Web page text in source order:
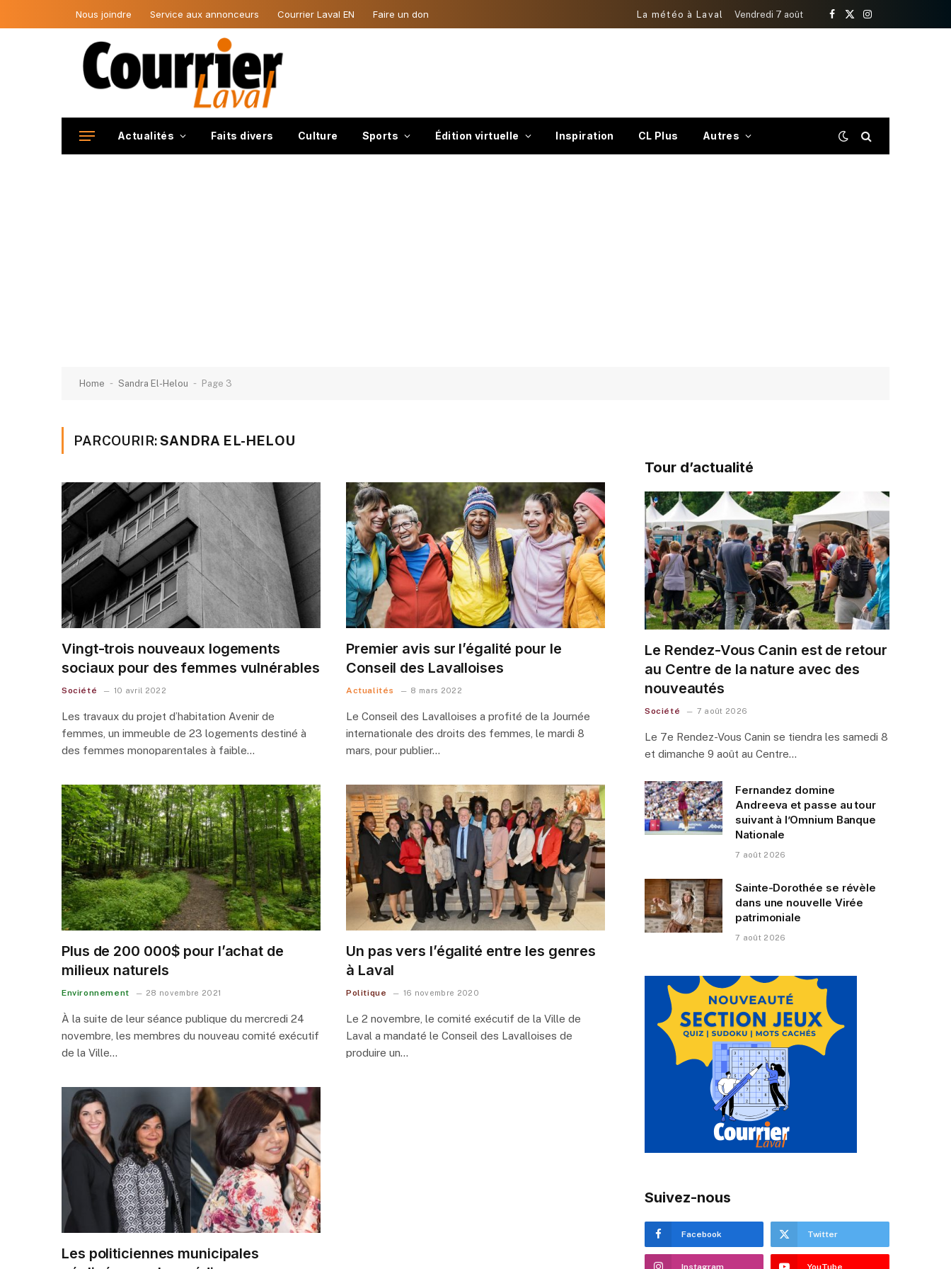
Nous joindre Service aux annonceurs Courrier Laval EN Faire un don La météo à Laval Vendredi 7 août
Facebook
X
Instagram
Actualités Faits divers Culture Sports Édition virtuelle Inspiration CL Plus Autres
Home - Sandra El-Helou - Page 3
PARCOURIR:SANDRA EL-HELOU
Vingt-trois nouveaux logements
sociaux pour des femmes vulnérables
Société 10 avril 2022
Les travaux du projet d’habitation Avenir de
femmes, un immeuble de 23 logements destiné à
des femmes monoparentales à faible…
Premier avis sur l’égalité pour le
Conseil des Lavalloises
Actualités 8 mars 2022
Le Conseil des Lavalloises a profité de la Journée
internationale des droits des femmes, le mardi 8
mars, pour publier…
Plus de 200 000$ pour l’achat de
milieux naturels
Environnement 28 novembre 2021
À la suite de leur séance publique du mercredi 24
novembre, les membres du nouveau comité exécutif
de la Ville…
Un pas vers l’égalité entre les genres
à Laval
Politique 16 novembre 2020
Le 2 novembre, le comité exécutif de la Ville de
Laval a mandaté le Conseil des Lavalloises de
produire un…
Les politiciennes municipales
Tour d’actualité
Le Rendez-Vous Canin est de retour
au Centre de la nature avec des
nouveautés
Société 7 août 2026
Le 7e Rendez-Vous Canin se tiendra les samedi 8
et dimanche 9 août au Centre…
Fernandez domine
Andreeva et passe au tour
suivant à l’Omnium Banque
Nationale
7 août 2026
Sainte-Dorothée se révèle
dans une nouvelle Virée
patrimoniale
7 août 2026
Suivez-nous
Facebook Twitter
Instagram YouTube